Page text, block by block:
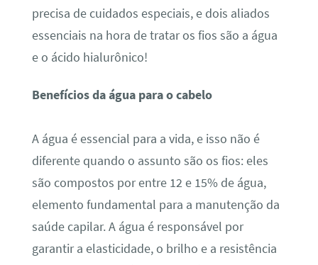
precisa de cuidados especiais, e dois aliados
essenciais na hora de tratar os fios são a água
e o ácido hialurônico!
Benefícios da água para o cabelo
A água é essencial para a vida, e isso não é
diferente quando o assunto são os fios: eles
são compostos por entre 12 e 15% de água,
elemento fundamental para a manutenção da
saúde capilar. A água é responsável por
garantir a elasticidade, o brilho e a resistência